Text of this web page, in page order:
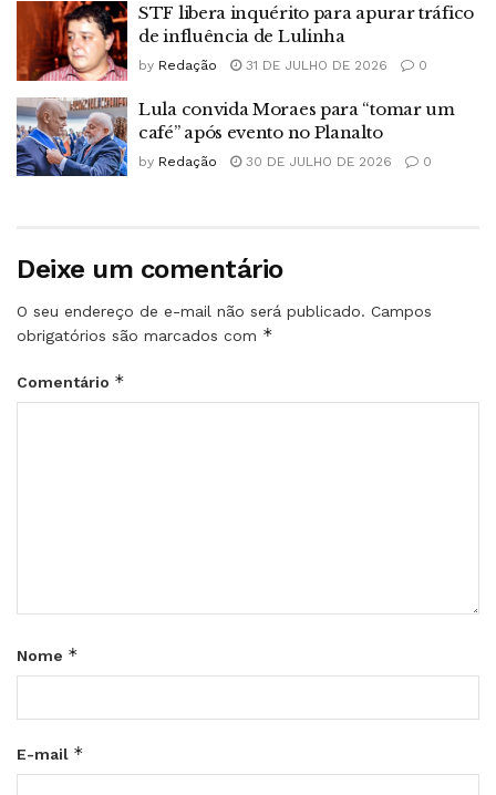
STF libera inquérito para apurar tráfico
de influência de Lulinha
by Redação 31 DE JULHO DE 2026 0
Lula convida Moraes para “tomar um
café” após evento no Planalto
by Redação 30 DE JULHO DE 2026 0
Deixe um comentário
O seu endereço de e-mail não será publicado. Campos
obrigatórios são marcados com *
Comentário *
Nome *
E-mail *